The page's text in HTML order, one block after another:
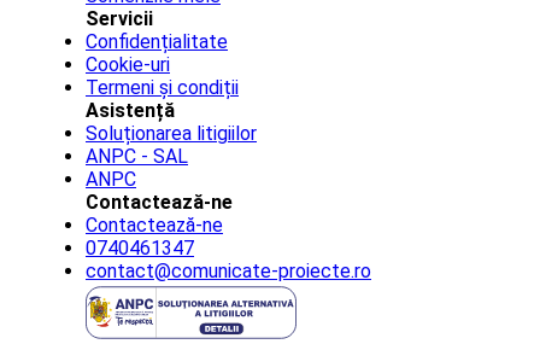
Servicii
Confidențialitate
Cookie-uri
Termeni și condiții
Asistență
Soluționarea litigiilor
ANPC - SAL
ANPC
Contactează-ne
Contactează-ne
0740461347
contact@comunicate-proiecte.ro